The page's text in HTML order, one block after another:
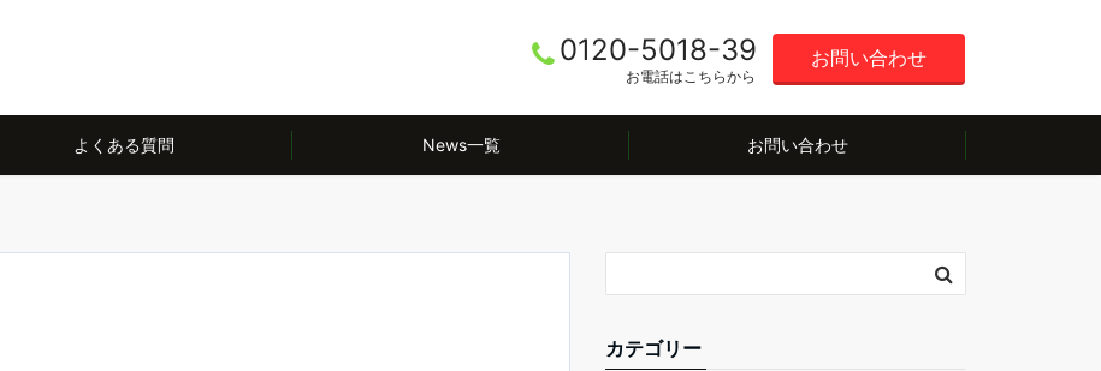
0120-5018-39
お電話はこちらから
お問い合わせ
よくある質問 News一覧 お問い合わせ
カテゴリー